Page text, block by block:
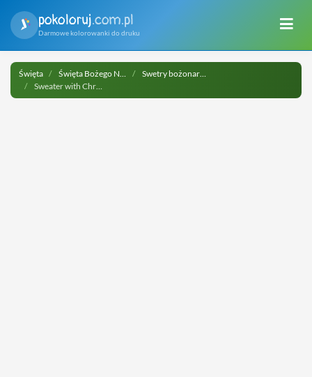
pokoloruj.com.pl
Darmowe kolorowanki do druku
Święta Święta Bożego Narodzenia
Swetry bożonarodzeniowe
Sweater with Christmas Wreath do druku